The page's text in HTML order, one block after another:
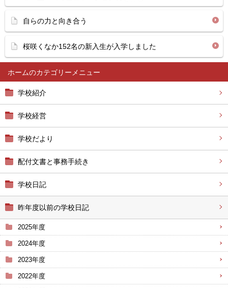
ホーム
学校紹介
学校経営
学校だより
配付文書と事務手続き
学校日記
昨年度以前の学校日記
2025年度
2024年度
2023年度
2022年度
自らの力と向き合う
桜咲くなか152名の新入生が入学しました